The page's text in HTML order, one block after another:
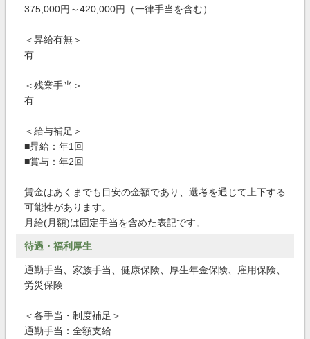
375,000円～420,000円（一律手当を含む）
＜昇給有無＞
有
＜残業手当＞
有
＜給与補足＞
■昇給：年1回
■賞与：年2回
賃金はあくまでも目安の金額であり、選考を通じて上下する
可能性があります。
月給(月額)は固定手当を含めた表記です。
待遇・福利厚生
通勤手当、家族手当、健康保険、厚生年金保険、雇用保険、
労災保険
＜各手当・制度補足＞
通勤手当：全額支給